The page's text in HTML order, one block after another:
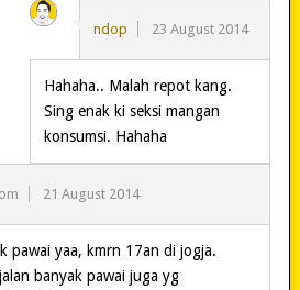
ndop 23 August 2014
Hahaha.. Malah repot kang.
Sing enak ki seksi mangan
konsumsi. Hahaha
21 August 2014
pawai yaa, kmrn 17an di jogja.
banyak pawai juga yg